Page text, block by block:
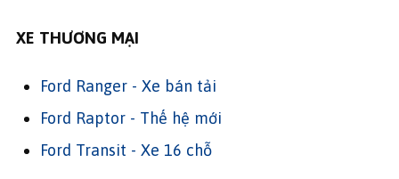
XE THƯƠNG MẠI
Ford Ranger - Xe bán tải
Ford Raptor - Thế hệ mới
Ford Transit - Xe 16 chỗ